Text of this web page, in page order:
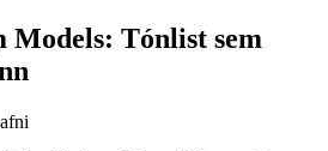
Models: Tónlist sem